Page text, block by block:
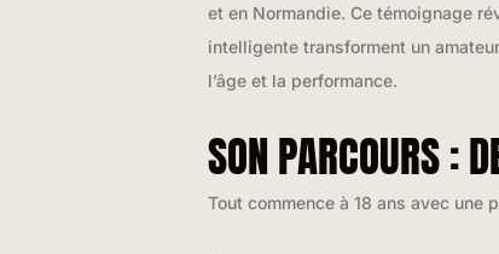
et en Normandie. Ce témoignage
intelligente transforment un
l’âge et la performance.
SON PARCOURS :
Tout commence à 18 ans avec une